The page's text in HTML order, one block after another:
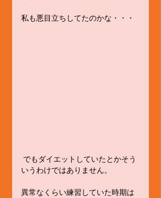
私も悪目立ちしてたのかな・・・
いうわけではありません。
異常なくらい練習していた時期は